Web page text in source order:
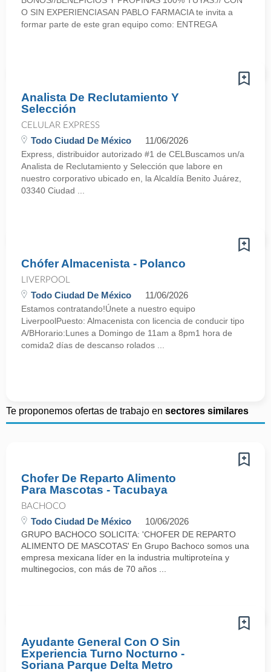
O SIN EXPERIENCIASAN PABLO FARMACIA te invita a
formar parte de este gran equipo como: ENTREGA
Analista De Reclutamiento Y
Selección
CELULAR EXPRESS
Todo Ciudad De México 11/06/2026
Express, distribuidor autorizado #1 de CELBuscamos un/a
Analista de Reclutamiento y Selección que labore en
nuestro corporativo ubicado en, la Alcaldía Benito Juárez,
03340 Ciudad ...
Chófer Almacenista - Polanco
LIVERPOOL
Todo Ciudad De México 11/06/2026
Estamos contratando!Únete a nuestro equipo
LiverpoolPuesto: Almacenista con licencia de conducir tipo
A/BHorario:Lunes a Domingo de 11am a 8pm1 hora de
comida2 días de descanso rolados ...
Te proponemos ofertas de trabajo en sectores similares
Chofer De Reparto Alimento
Para Mascotas - Tacubaya
BACHOCO
Todo Ciudad De México 10/06/2026
GRUPO BACHOCO SOLICITA: 'CHOFER DE REPARTO
ALIMENTO DE MASCOTAS' En Grupo Bachoco somos una
empresa mexicana líder en la industria multiproteína y
multinegocios, con más de 70 años ...
Ayudante General Con O Sin
Experiencia Turno Nocturno -
Soriana Parque Delta Metro